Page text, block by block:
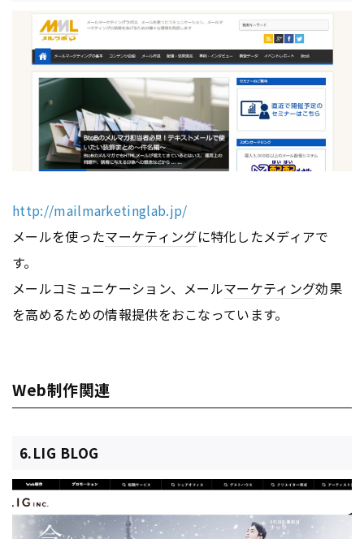
http://mailmarketinglab.jp/
メールを使ったマーケティングに特化したメディアで
す。
メールコミュニケーション、メールマーケティング効果
を高めるための情報提供をおこなっています。
Web制作関連
6.LIG BLOG